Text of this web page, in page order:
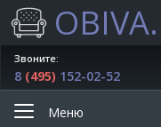
OBIVA.
Звоните:
8 (495) 152-02-52
Меню